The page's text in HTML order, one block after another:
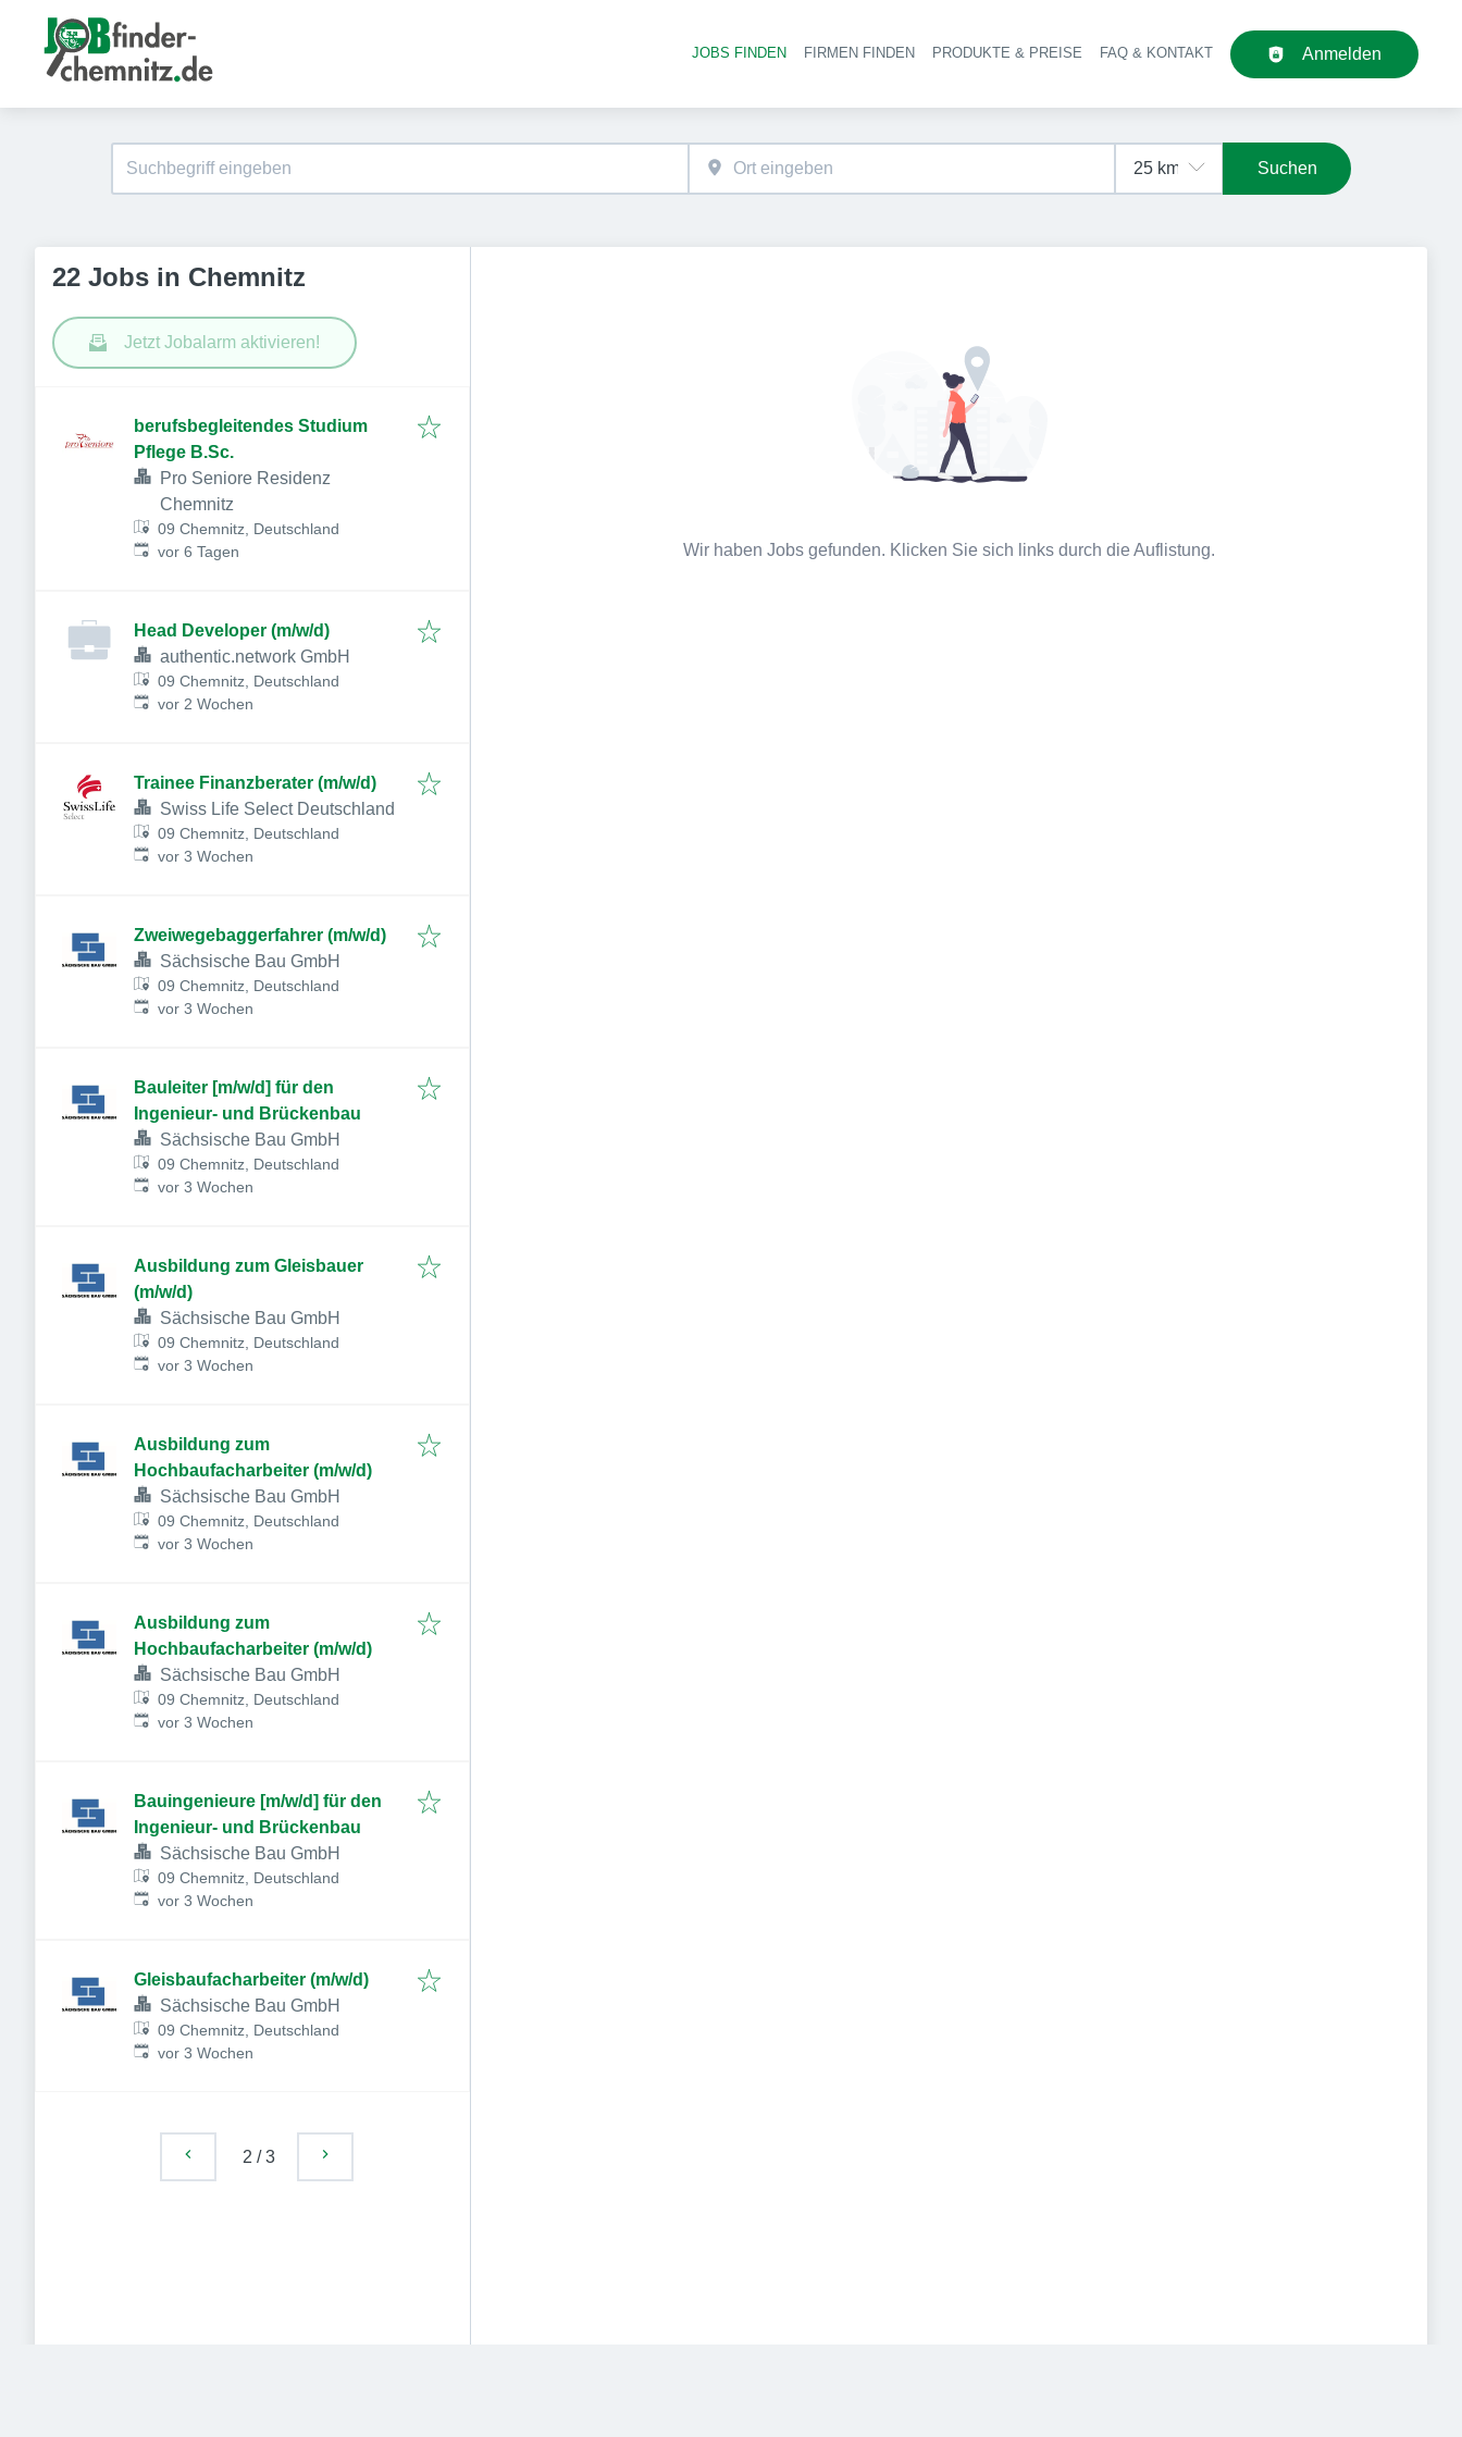
Haupt-Navigation
JOBS FINDEN FIRMEN FINDEN PRODUKTE & PREISE FAQ & KONTAKT Anmelden
Suchen
22 Jobs in Chemnitz
Jetzt Jobalarm aktivieren!
berufsbegleitendes Studium
Pflege B.Sc.
Pro Seniore Residenz
Chemnitz
09 Chemnitz, Deutschland
Veröffentlicht:
vor 6 Tagen
Head Developer (m/w/d)
authentic.network GmbH
09 Chemnitz, Deutschland
Veröffentlicht:
vor 2 Wochen
Trainee Finanzberater (m/w/d)
Swiss Life Select Deutschland
09 Chemnitz, Deutschland
Veröffentlicht:
vor 3 Wochen
Zweiwegebaggerfahrer (m/w/d)
Sächsische Bau GmbH
09 Chemnitz, Deutschland
Veröffentlicht:
vor 3 Wochen
Bauleiter [m/w/d] für den
Ingenieur- und Brückenbau
Sächsische Bau GmbH
09 Chemnitz, Deutschland
Veröffentlicht:
vor 3 Wochen
Ausbildung zum Gleisbauer
(m/w/d)
Sächsische Bau GmbH
09 Chemnitz, Deutschland
Veröffentlicht:
vor 3 Wochen
Ausbildung zum
Hochbaufacharbeiter (m/w/d)
Sächsische Bau GmbH
09 Chemnitz, Deutschland
Veröffentlicht:
vor 3 Wochen
Ausbildung zum
Hochbaufacharbeiter (m/w/d)
Sächsische Bau GmbH
09 Chemnitz, Deutschland
Veröffentlicht:
vor 3 Wochen
Bauingenieure [m/w/d] für den
Ingenieur- und Brückenbau
Sächsische Bau GmbH
09 Chemnitz, Deutschland
Veröffentlicht:
vor 3 Wochen
Gleisbaufacharbeiter (m/w/d)
Sächsische Bau GmbH
09 Chemnitz, Deutschland
Veröffentlicht:
vor 3 Wochen
2 /3
Wir haben Jobs gefunden. Klicken Sie sich links durch die Auflistung.